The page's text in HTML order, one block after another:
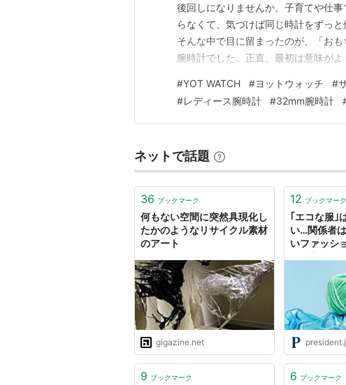
後回しになりませんか。子育てや仕
らなくて、気づけば同じ時計をずっ
そんな中で目に留まったのが、「お
腕時計でした。正直、最初は意味が
たいと思います。 YOT WATCHって
ットウォッチ）の32mmモデル、ブラ
#YOT WATCH #ヨットウォッチ #
#レディース腕時計 #32mm腕時計
ネットで話題
36 ブックマーク
何もない空間に突然具現化し
たかのようなリサイクル素材
のアート
gigazine.net
12 ブックマーク
｢エコな服｣
い…関係者
いファッシ
るために､
9 ブックマーク 6 ブックマーク